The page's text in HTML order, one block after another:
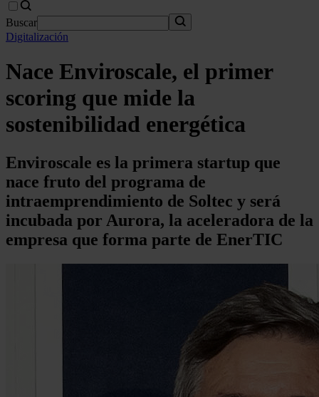
Buscar
Digitalización
Nace Enviroscale, el primer
scoring que mide la
sostenibilidad energética
Enviroscale es la primera startup que
nace fruto del programa de
intraemprendimiento de Soltec y será
incubada por Aurora, la aceleradora de la
empresa que forma parte de EnerTIC